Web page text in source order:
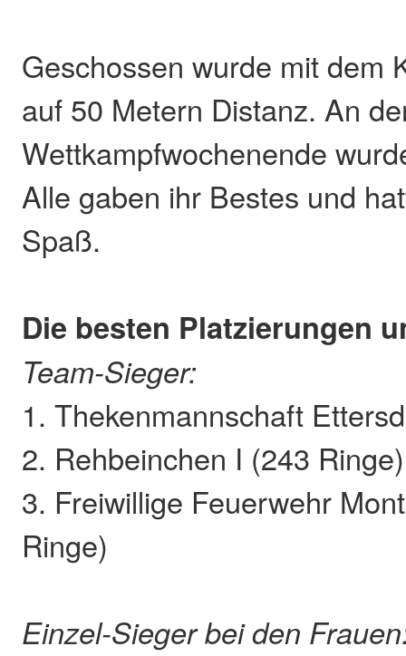
Geschossen wurde mit dem
auf 50 Metern Distanz. An
Wettkampfwochenende
Alle gaben ihr Bestes und
Spaß.
Die besten Platzierungen
Team-Sieger:
1. Thekenmannschaft
2. Rehbeinchen I (243 Ringe)
3. Freiwillige Feuerwehr
Ringe)
Einzel-Sieger bei den